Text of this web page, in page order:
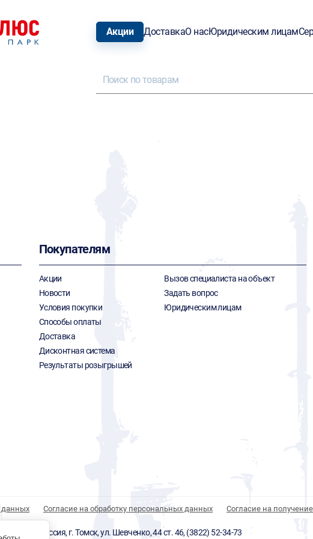
Акции ДоставкаО насЮридическим лицам
Покупателям
Акции
Новости
Условия покупки
Способы оплаты
Доставка
Дисконтная система
Результаты розыгрышей
Вызов специалиста на объект
Задать вопрос
Юридическим лицам
данных Согласие на обработку персональных данных Согласие на
Плюс» Россия, г. Томск, ул. Шевченко, 44 ст. 46, (3822) 52-34-73